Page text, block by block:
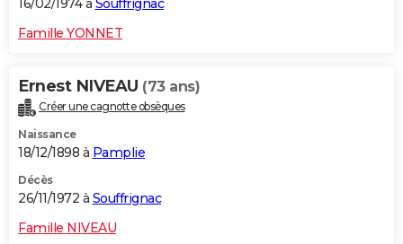
16/02/1974 à Souffrignac
Famille YONNET
Ernest NIVEAU (73 ans)
Créer une cagnotte obsèques
Naissance
18/12/1898 à Pamplie
Décès
26/11/1972 à Souffrignac
Famille NIVEAU